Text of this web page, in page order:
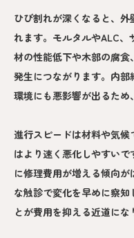
ひび割れが深くなると、
れます。モルタルやALC
材の性能低下や木部の腐
発生につながります。内
環境にも悪影響が出るため
進行スピードは材料や気
はより速く悪化しやすい
に修理費用が増える傾向
な触診で変化を早めに察
とが費用を抑える近道にな